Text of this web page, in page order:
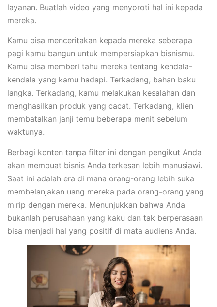
layanan. Buatlah video yang menyoroti hal ini kepada
mereka.
Kamu bisa menceritakan kepada mereka seberapa
pagi kamu bangun untuk mempersiapkan bisnismu.
Kamu bisa memberi tahu mereka tentang kendala-
kendala yang kamu hadapi. Terkadang, bahan baku
langka. Terkadang, kamu melakukan kesalahan dan
menghasilkan produk yang cacat. Terkadang, klien
membatalkan janji temu beberapa menit sebelum
waktunya.
Berbagi konten tanpa filter ini dengan pengikut Anda
akan membuat bisnis Anda terkesan lebih manusiawi.
Saat ini adalah era di mana orang-orang lebih suka
membelanjakan uang mereka pada orang-orang yang
mirip dengan mereka. Menunjukkan bahwa Anda
bukanlah perusahaan yang kaku dan tak berperasaan
bisa menjadi hal yang positif di mata audiens Anda.